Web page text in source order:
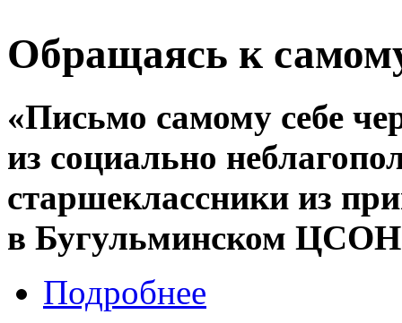
Обращаясь к
«Письмо самому себе
из социально
старшеклассники из
в Бугульминском ЦСОН
Подробнее